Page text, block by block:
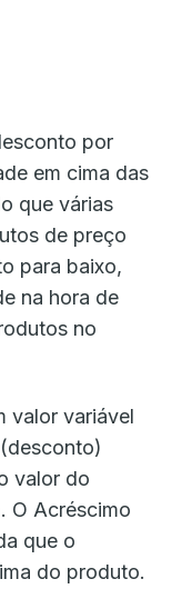
por
em cima das
que várias
de preço
para baixo,
na hora de
no
valor variável
valor do
O Acréscimo
que o
do produto.